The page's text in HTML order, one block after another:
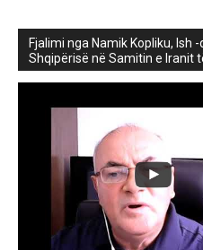
Fjalimi nga Namik Kopliku, Ish
Shqipërisë në Samitin e Iranit